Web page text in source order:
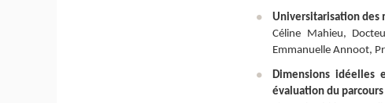
Universitarisation des
Céline Mahieu,
Emmanuelle Annoot,
Dimensions idéelles
évaluation du parcours